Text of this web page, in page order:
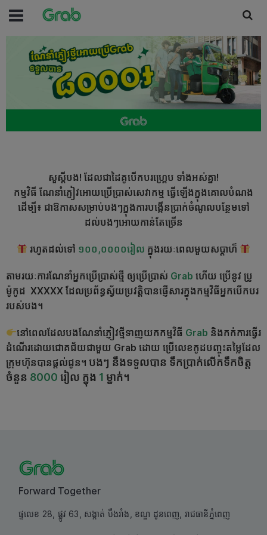
សួស្ដីបង! ដែលជាដៃគូបើកបរហ្រ្គេប ទាំងអស់គ្នា!
កម្មវិធី ណែនាំភ្ញៀវអោយប្រើប្រាស់សេវាកម្ម ធ្វើឡើងក្នុងគោលបំណង
ដើម្បី៖ ជាឱកាសសម្រាប់បងៗក្នុងការបង្កើនប្រាក់ចំណូលបន្ថែមទៅ
ដល់បងៗអោយកាន់តែច្រើន
រហូតដល់ទៅ ១០០,០០០០រៀល ក្នុងរយៈពេលមួយសប្តាហ៏
តាមរយៈការណែនាំអ្នកប្រើប្រាស់ថ្មី ឲ្យប្រើប្រាស់ Grab ហើយ ប្រើនូវ ប្រូ
ម៉ូកូដ XXXXX ដែលប្រព័ន្ធស្វ័យប្រវត្ដិបានផ្ញើសារក្នុងកម្មវិធីអ្នកបើកបរ
របស់បង។
នៅពេលដែលបងណែនាំភ្ញៀវថ្មីទាញយកកម្មវិធី Grab និងកក់ការធ្វើរ
ដំណើរដោយជោគជ័យជាមួយ Grab ដោយ ប្រើលេខកូដបញ្ចុះតម្លៃដែល
ក្រុមហ៊ុនបានផ្ដល់ជូន។ បងៗ នឹងទទួលបាន ទឹកប្រាក់លើកទឹកចិត្ត
ចំនួន 8000 រៀល ក្នុង 1 ម្នាក់។
Forward Together
ផ្ទលេខ 28, ផ្លូវ 63, សង្កាត់ បឹងរាំង, ខណ្ឌ ដូនពេញ, រាជធានីភ្នំពេញ